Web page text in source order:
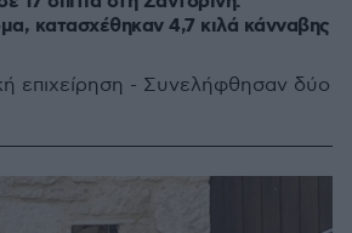
κατασχέθηκαν 4,7 κιλά κάνναβης
επιχείρηση - Συνελήφθησαν δύο